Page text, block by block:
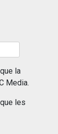
la
Media.
les